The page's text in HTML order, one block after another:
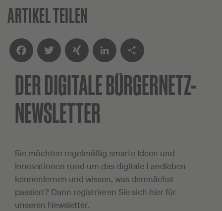
ARTIKEL TEILEN
FacebookTwitter XING LinkedInTeilen
DER DIGITALEBÜRGERNETZ-
NEWSLETTER
Sie möchten regelmäßig smarte Ideen und
Innovationen rund um das digitale Landleben
kennenlernen und wissen, was demnächst
passiert? Dann registrieren Sie sich hier für
unseren Newsletter.